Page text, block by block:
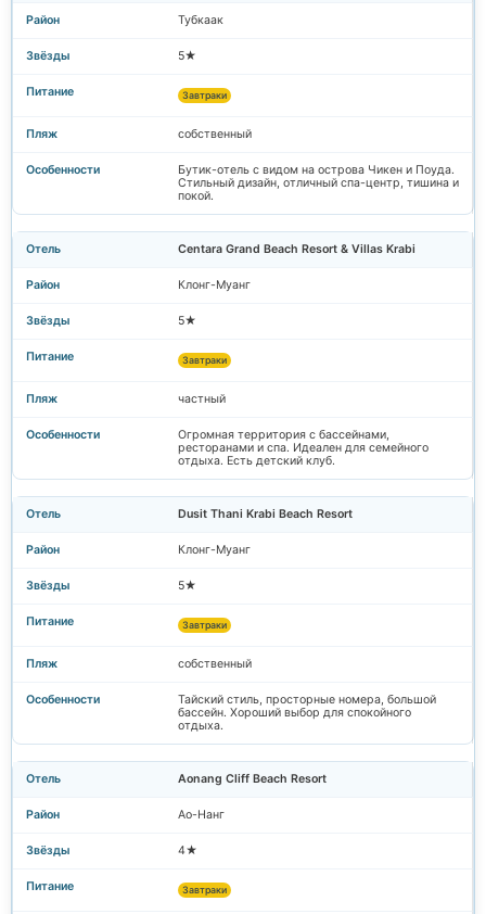
Тубкаак
5★
Завтраки
собственный
Бутик-отель с видом на острова Чикен и Поуда.
Стильный дизайн, отличный спа-центр, тишина и
покой.
Centara Grand Beach Resort & Villas Krabi
Клонг-Муанг
5★
Завтраки
частный
Огромная территория с бассейнами,
ресторанами и спа. Идеален для семейного
отдыха. Есть детский клуб.
Dusit Thani Krabi Beach Resort
Клонг-Муанг
5★
Завтраки
собственный
Тайский стиль, просторные номера, большой
бассейн. Хороший выбор для спокойного
отдыха.
Aonang Cliff Beach Resort
Ао-Нанг
4★
Завтраки